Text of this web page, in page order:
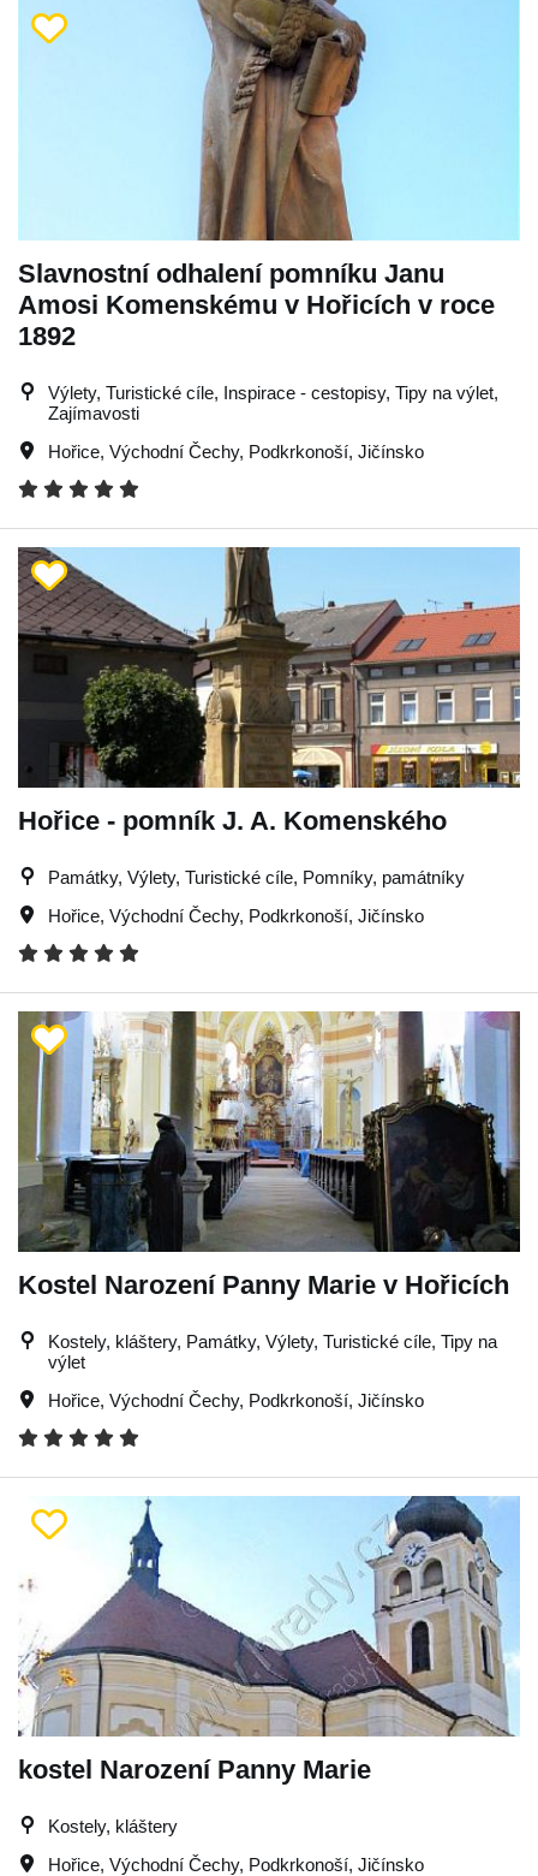
Slavnostní odhalení pomníku Janu
Amosi Komenskému v Hořicích v roce
1892
Výlety, Turistické cíle, Inspirace - cestopisy, Tipy na výlet,
Zajímavosti
Hořice, Východní Čechy, Podkrkonoší, Jičínsko
Hořice - pomník J. A. Komenského
Památky, Výlety, Turistické cíle, Pomníky, památníky
Hořice, Východní Čechy, Podkrkonoší, Jičínsko
Kostel Narození Panny Marie v Hořicích
Kostely, kláštery, Památky, Výlety, Turistické cíle, Tipy na
výlet
Hořice, Východní Čechy, Podkrkonoší, Jičínsko
kostel Narození Panny Marie
Kostely, kláštery
Hořice, Východní Čechy, Podkrkonoší, Jičínsko